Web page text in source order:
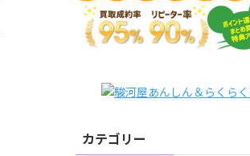
カテゴリー